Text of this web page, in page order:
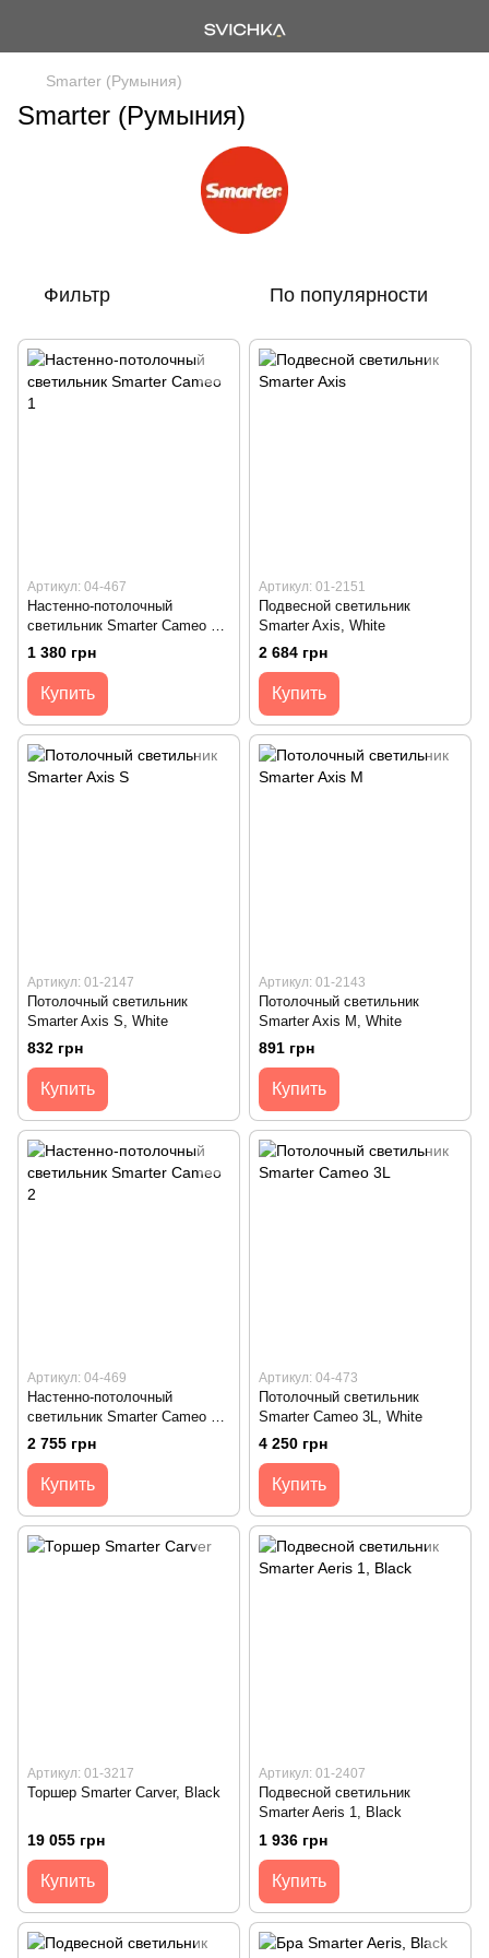
Smarter (Румыния)
Smarter (Румыния)
Фильтр По популярности
Артикул: 04-467
Настенно-потолочный
светильник Smarter Cameo 1,
White
1 380 грн
Купить
Артикул: 01-2151
Подвесной светильник
Smarter Axis, White
2 684 грн
Купить
Артикул: 01-2147
Потолочный светильник
Smarter Axis S, White
832 грн
Купить
Артикул: 01-2143
Потолочный светильник
Smarter Axis M, White
891 грн
Купить
Артикул: 04-469
Настенно-потолочный
светильник Smarter Cameo 2,
White
2 755 грн
Купить
Артикул: 04-473
Потолочный светильник
Smarter Cameo 3L, White
4 250 грн
Купить
Артикул: 01-3217
Торшер Smarter Carver, Black
19 055 грн
Купить
Артикул: 01-2407
Подвесной светильник
Smarter Aeris 1, Black
1 936 грн
Купить